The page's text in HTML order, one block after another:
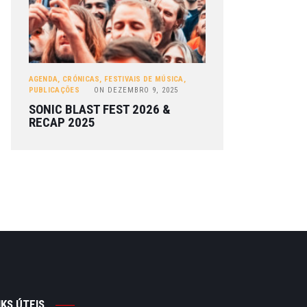
AGENDA, CRÓNICAS, FESTIVAIS DE MÚSICA,
PUBLICAÇÕES
ON DEZEMBRO 9, 2025
SONIC BLAST FEST 2026 &
RECAP 2025